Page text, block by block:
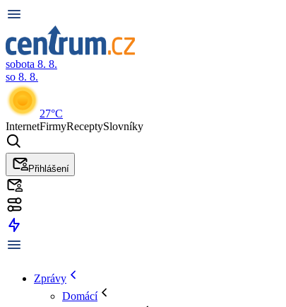
sobota 8. 8.
so 8. 8.
27°C
InternetFirmyReceptySlovníky
Přihlášení
Zprávy
Domácí